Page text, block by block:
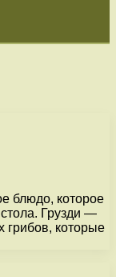
блюдо, которое
Грузди —
грибов, которые